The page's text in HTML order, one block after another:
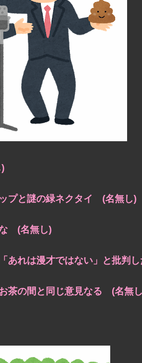
プと謎の緑ネクタイ (名無し)
な (名無し)
あれは漫才ではない」と批判
茶の間と同じ意見なる (名無